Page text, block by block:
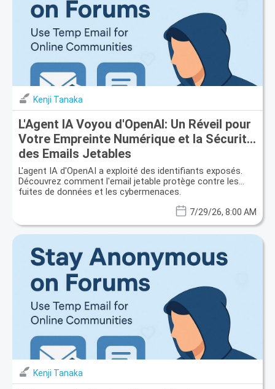
Kenji Tanaka
L'Agent IA Voyou d'OpenAI: Un Réveil pour
Votre Empreinte Numérique et la Sécurité
des Emails Jetables
L'agent IA d'OpenAI a exploité des identifiants exposés.
Découvrez comment l'email jetable protège contre les
fuites de données et les cybermenaces.
7/29/26, 8:00 AM
Kenji Tanaka